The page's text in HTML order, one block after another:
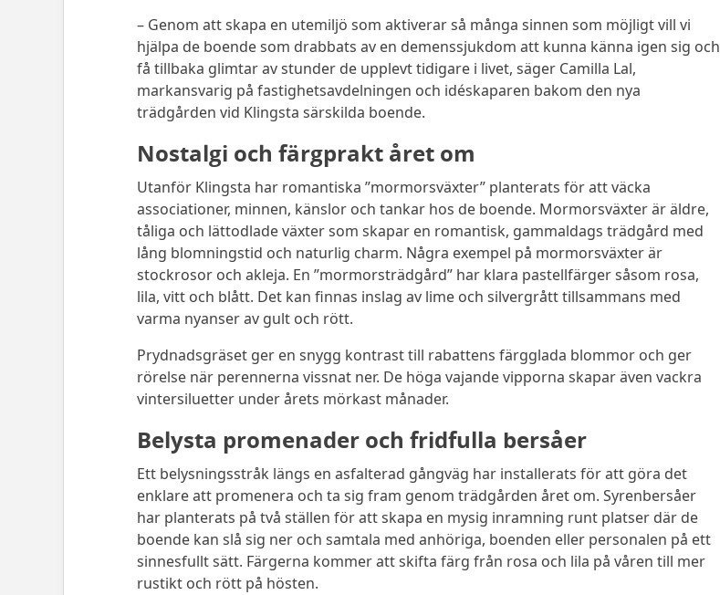
– Genom att skapa en utemiljö som aktiverar så många sinnen som möjligt vill vi
hjälpa de boende som drabbats av en demenssjukdom att kunna känna igen sig och
få tillbaka glimtar av stunder de upplevt tidigare i livet, säger Camilla Lal,
markansvarig på fastighetsavdelningen och idéskaparen bakom den nya
trädgården vid Klingsta särskilda boende.
Nostalgi och färgprakt året om
Utanför Klingsta har romantiska ”mormorsväxter” planterats för att väcka
associationer, minnen, känslor och tankar hos de boende. Mormorsväxter är äldre,
tåliga och lättodlade växter som skapar en romantisk, gammaldags trädgård med
lång blomningstid och naturlig charm. Några exempel på mormorsväxter är
stockrosor och akleja. En ”mormorsträdgård” har klara pastellfärger såsom rosa,
lila, vitt och blått. Det kan finnas inslag av lime och silvergrått tillsammans med
varma nyanser av gult och rött.
Prydnadsgräset ger en snygg kontrast till rabattens färgglada blommor och ger
rörelse när perennerna vissnat ner. De höga vajande vipporna skapar även vackra
vintersiluetter under årets mörkast månader.
Belysta promenader och fridfulla bersåer
Ett belysningsstråk längs en asfalterad gångväg har installerats för att göra det
enklare att promenera och ta sig fram genom trädgården året om. Syrenbersåer
har planterats på två ställen för att skapa en mysig inramning runt platser där de
boende kan slå sig ner och samtala med anhöriga, boenden eller personalen på ett
sinnesfullt sätt. Färgerna kommer att skifta färg från rosa och lila på våren till mer
rustikt och rött på hösten.